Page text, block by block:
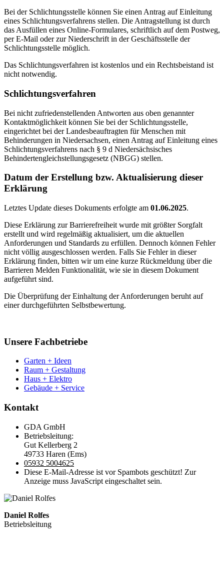
Bei der Schlichtungsstelle können Sie einen Antrag auf Einleitung
eines Schlichtungs­verfahrens stellen. Die Antragstellung ist durch
das Ausfüllen eines Online-Formulares, schriftlich auf dem Postweg,
per E-Mail oder zur Niederschrift in der Geschäfts­stelle der
Schlichtungs­stelle möglich.
Das Schlichtungsverfahren ist kostenlos und ein Rechtsbeistand ist
nicht notwendig.
Schlichtungsverfahren
Bei nicht zufriedenstellenden Antworten aus oben genannter
Kontaktmöglichkeit können Sie bei der Schlichtungsstelle,
eingerichtet bei der Landesbeauftragten für Menschen mit
Behinderungen in Niedersachsen, einen Antrag auf Einleitung eines
Schlichtungsverfahrens nach § 9 d Niedersächsisches
Behindertengleichstellungsgesetz (NBGG) stellen.
Datum der Erstellung bzw. Aktualisierung dieser
Erklärung
Letztes Update dieses Dokuments erfolgte am 01.06.2025.
Diese Erklärung zur Barrierefreiheit wurde mit größter Sorgfalt
erstellt und wird regelmäßig aktualisiert, um die aktuellen
Anforderungen und Standards zu erfüllen. Dennoch können Fehler
nicht völlig ausgeschlossen werden. Falls Sie Fehler in dieser
Erklärung finden, bitten wir um eine kurze Rückmeldung über die
Barrieren Melden Funktionalität, wie sie in diesem Dokument
aufgeführt sind.
Die Überprüfung der Einhaltung der Anforderungen beruht auf
einer durchgeführten Selbstbewertung.
Unsere Fachbetriebe
Garten + Ideen
Raum + Gestaltung
Haus + Elektro
Gebäude + Service
Kontakt
GDA GmbH
Betriebsleitung:
Gut Kellerberg 2
49733 Haren (Ems)
05932 5004625
Diese E-Mail-Adresse ist vor Spambots geschützt! Zur
Anzeige muss JavaScript eingeschaltet sein.
Daniel Rolfes
Betriebsleitung